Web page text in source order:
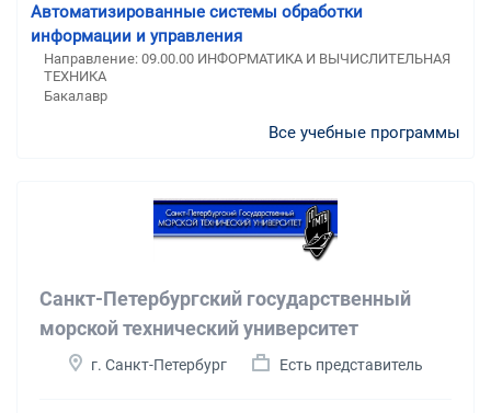
Автоматизированные системы обработки
информации и управления
Направление: 09.00.00 ИНФОРМАТИКА И ВЫЧИСЛИТЕЛЬНАЯ
ТЕХНИКА
Бакалавр
Все учебные программы
Санкт-Петербургский государственный
морской технический университет
г. Санкт-Петербург Есть представитель